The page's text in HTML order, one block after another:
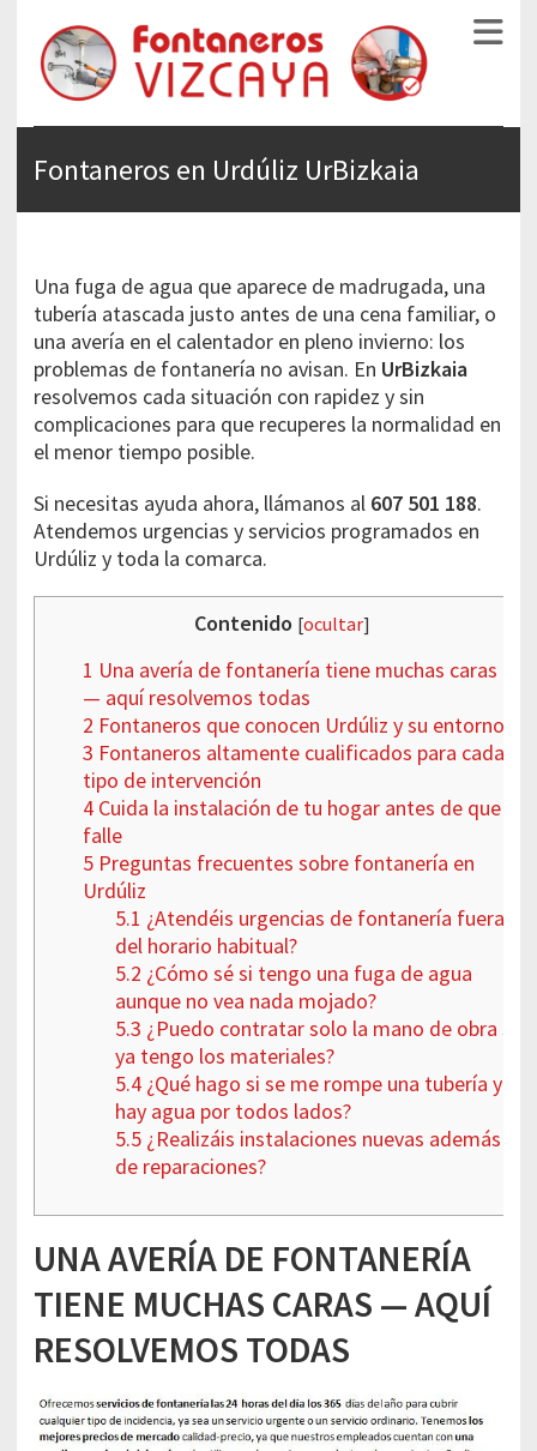
Fontaneros en Urdúliz UrBizkaia
Una fuga de agua que aparece de madrugada, una
tubería atascada justo antes de una cena familiar, o
una avería en el calentador en pleno invierno: los
problemas de fontanería no avisan. En UrBizkaia
resolvemos cada situación con rapidez y sin
complicaciones para que recuperes la normalidad en
el menor tiempo posible.
Si necesitas ayuda ahora, llámanos al 607 501 188.
Atendemos urgencias y servicios programados en
Urdúliz y toda la comarca.
Contenido [ocultar]
1 Una avería de fontanería tiene muchas caras
— aquí resolvemos todas
2 Fontaneros que conocen Urdúliz y su entorno
3 Fontaneros altamente cualificados para cada
tipo de intervención
4 Cuida la instalación de tu hogar antes de que
falle
5 Preguntas frecuentes sobre fontanería en
Urdúliz
5.1 ¿Atendéis urgencias de fontanería fuera
del horario habitual?
5.2 ¿Cómo sé si tengo una fuga de agua
aunque no vea nada mojado?
5.3 ¿Puedo contratar solo la mano de obra si
ya tengo los materiales?
5.4 ¿Qué hago si se me rompe una tubería y
hay agua por todos lados?
5.5 ¿Realizáis instalaciones nuevas además
de reparaciones?
UNA AVERÍA DE FONTANERÍA
TIENE MUCHAS CARAS — AQUÍ
RESOLVEMOS TODAS